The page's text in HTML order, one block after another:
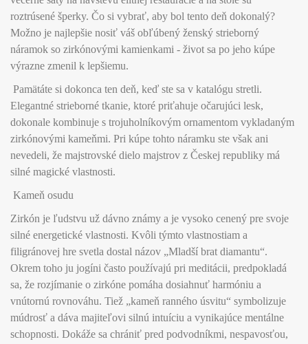
roztrúsené šperky. Čo si vybrať, aby bol tento deň dokonalý?
Možno je najlepšie nosiť váš obľúbený ženský strieborný
náramok so zirkónovými kamienkami - život sa po jeho kúpe
výrazne zmenil k lepšiemu.
Pamätáte si dokonca ten deň, keď ste sa v katalógu stretli.
Elegantné strieborné tkanie, ktoré priťahuje očarujúci lesk,
dokonale kombinuje s trojuholníkovým ornamentom vykladaným
zirkónovými kameňmi. Pri kúpe tohto náramku ste však ani
nevedeli, že majstrovské dielo majstrov z Českej republiky má
silné magické vlastnosti.
Kameň osudu
Zirkón je ľudstvu už dávno známy a je vysoko cenený pre svoje
silné energetické vlastnosti. Kvôli týmto vlastnostiam a
filigránovej hre svetla dostal názov „Mladší brat diamantu“.
Okrem toho ju jogíni často používajú pri meditácii, predpokladá
sa, že rozjímanie o zirkóne pomáha dosiahnuť harmóniu a
vnútornú rovnováhu. Tiež „kameň ranného úsvitu“ symbolizuje
múdrosť a dáva majiteľovi silnú intuíciu a vynikajúce mentálne
schopnosti. Dokáže sa chrániť pred podvodníkmi, nespavosťou,